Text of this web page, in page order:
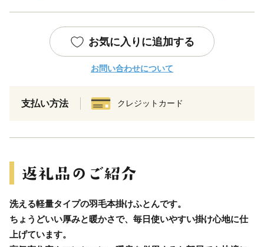
お気に入りに追加する
お問い合わせについて
支払い方法 クレジットカード
洗える軽量タイプの羽毛本掛けふとんです。
ちょうどいい厚みと暖かさで、毎日使いやすい掛け心地に仕
上げています。